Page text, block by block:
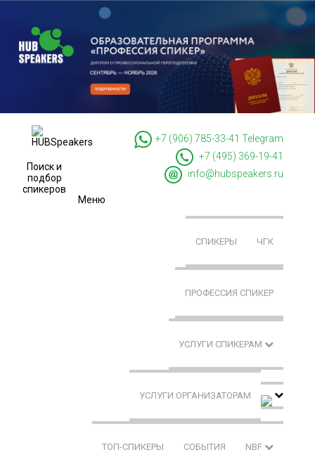
Поиск и
подбор
спикеров
+7 (906) 785-33-41
Telegram
+7 (495) 369-19-41
info@hubspeakers.ru
Меню
СПИКЕРЫ ЧГК
ПРОФЕССИЯ СПИКЕР
УСЛУГИ СПИКЕРАМ
УСЛУГИ ОРГАНИЗАТОРАМ
ТОП-СПИКЕРЫ СОБЫТИЯ NBF